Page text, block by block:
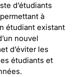
d’étudiants
à
étudiant existant
nouvel
d’éviter les
étudiants et